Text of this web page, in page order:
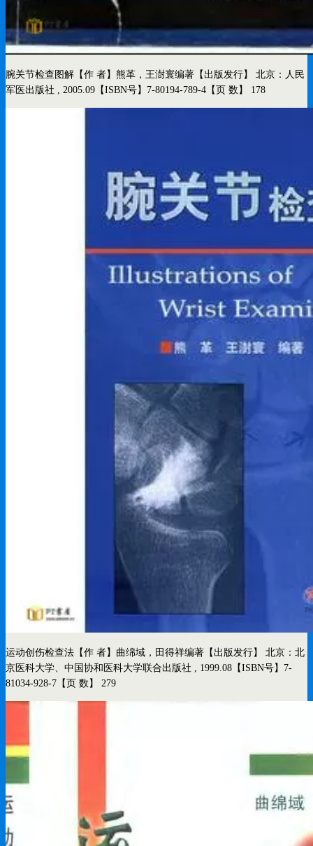
腕关节检查图解 【作 者】熊革，王澍寰编著 【出版发行】 北京：人民
军医出版社 , 2005.09 【ISBN号】7-80194-789-4 【页 数】 178
运动创伤检查法 【作 者】曲绵域，田得祥编著 【出版发行】 北京：北
京医科大学、中国协和医科大学联合出版社 , 1999.08 【ISBN号】7-
81034-928-7 【页 数】 279